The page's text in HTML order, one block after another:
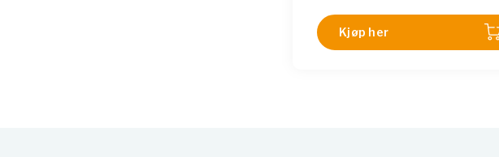
Kjøp her